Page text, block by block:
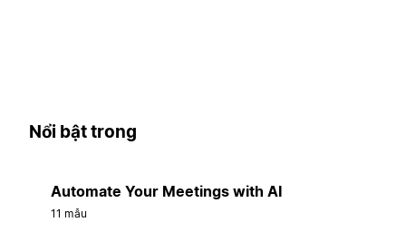
Nổi bật trong
Automate Your Meetings with AI
11 mẫu